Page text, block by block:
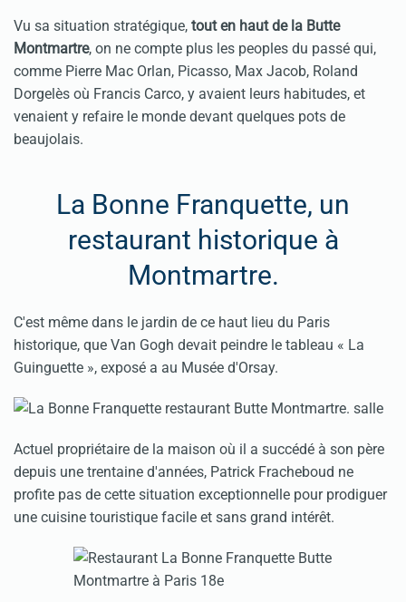
Vu sa situation stratégique, tout en haut de la Butte
Montmartre, on ne compte plus les peoples du passé qui,
comme Pierre Mac Orlan, Picasso, Max Jacob, Roland
Dorgelès où Francis Carco, y avaient leurs habitudes, et
venaient y refaire le monde devant quelques pots de
beaujolais.
La Bonne Franquette, un
restaurant historique à
Montmartre.
C'est même dans le jardin de ce haut lieu du Paris
historique, que Van Gogh devait peindre le tableau « La
Guinguette », exposé a au Musée d'Orsay.
Actuel propriétaire de la maison où il a succédé à son père
depuis une trentaine d'années, Patrick Fracheboud ne
profite pas de cette situation exceptionnelle pour prodiguer
une cuisine touristique facile et sans grand intérêt.